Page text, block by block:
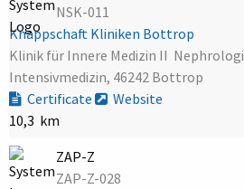
NSK-011
Knappschaft Kliniken Bottrop
Klinik für Innere Medizin II 
Intensivmedizin, 46242 Bottrop
Certificate
Website
10,3 km
ZAP-Z
ZAP-Z-028